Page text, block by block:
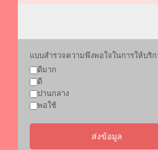
แบบสำรวจความพึงพอใจในการให้บริก
ดีมาก
ดี
ปานกลาง
พอใช้
ส่งข้อมูล